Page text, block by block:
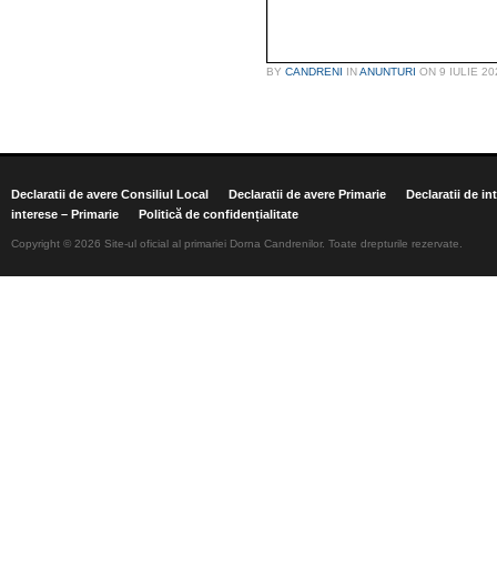
BY CANDRENI IN ANUNTURI ON 9 IULIE
Declaratii de avere Consiliul Local Declaratii de avere Primarie
Declaratii de
interese – Primarie
Politică de confidențialitate
Copyright © 2026 Site-ul oficial al primariei Dorna Candrenilor. Toate drepturile rezervate.